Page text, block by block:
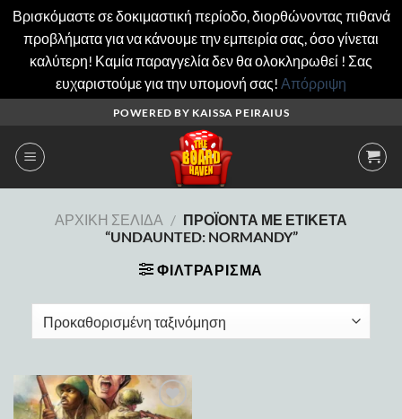
Βρισκόμαστε σε δοκιμαστική περίοδο, διορθώνοντας πιθανά
προβλήματα για να κάνουμε την εμπειρία σας, όσο γίνεται
καλύτερη! Καμία παραγγελία δεν θα ολοκληρωθεί ! Σας
ευχαριστούμε για την υπομονή σας! Απόρριψη
περιεχόμενο
POWERED BY KAISSA PEIRAIUS
ΑΡΧΙΚΉ ΣΕΛΊΔΑ / ΠΡΟΪΌΝΤΑ ΜΕ ΕΤΙΚΈΤΑ
“UNDAUNTED: NORMANDY”
ΦΙΛΤΡΆΡΙΣΜΑ